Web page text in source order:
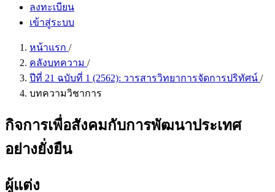
ลงทะเบียน
เข้าสู่ระบบ
หน้าแรก /
คลังบทความ /
ปีที่ 21 ฉบับที่ 1 (2562): วารสารวิทยาการจัดการปริทัศน์ /
บทความวิชาการ
กิจการเพื่อสังคมกับการพัฒนาประเทศ
อย่างยั่งยืน
ผู้แต่ง